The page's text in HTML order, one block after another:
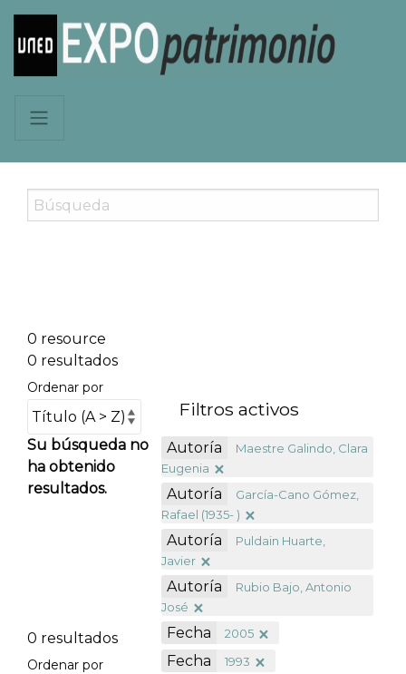
0 resource
0 resultados
Ordenar por
Su búsqueda no
ha obtenido
resultados.
0 resultados
Ordenar por
Filtros activos
Autoría
Maestre Galindo, Clara
Eugenia
Autoría
García-Cano Gómez,
Rafael (1935- )
Autoría
Puldain Huarte,
Javier
Autoría
Rubio Bajo, Antonio
José
Fecha 2005
Fecha 1993